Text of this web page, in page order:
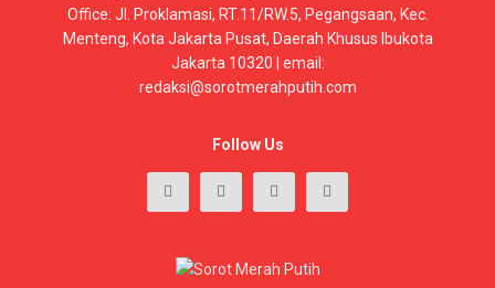
Office: Jl. Proklamasi, RT.11/RW.5, Pegangsaan, Kec.
Menteng, Kota Jakarta Pusat, Daerah Khusus Ibukota
Jakarta 10320 | email:
redaksi@sorotmerahputih.com
Follow Us